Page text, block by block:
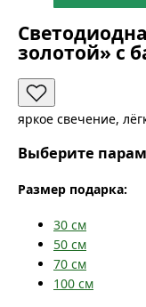
золотой» с
яркое свечение,
Выберите
Размер подарка:
30 см
50 см
70 см
100 см